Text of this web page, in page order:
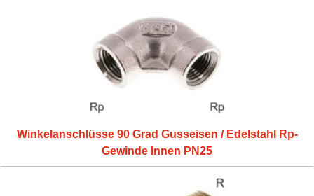
Winkelanschlüsse 90 Grad Gusseisen / Edelstahl Rp-
Gewinde Innen PN25